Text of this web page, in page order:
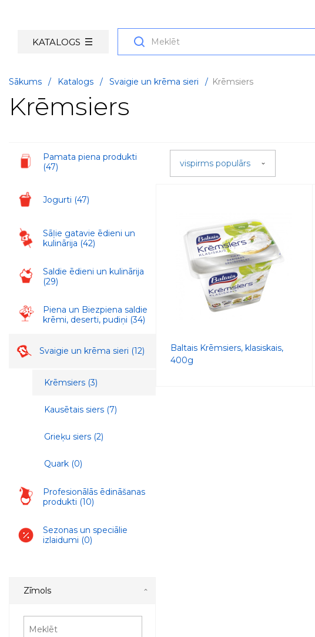
KATALOGS
Sākums / Katalogs / Svaigie un krēma sieri / Krēmsiers
Krēmsiers
vispirms populārs
Pamata piena produkti
(47)
Jogurti (47)
Sāļie gatavie ēdieni un
kulinārija (42)
Saldie ēdieni un kulinārija
(29)
Piena un Biezpiena saldie
krēmi, deserti, pudiņi (34)
Svaigie un krēma sieri (12)
Krēmsiers (3)
Kausētais siers (7)
Grieķu siers (2)
Quark (0)
Profesionālās ēdināšanas
produkti (10)
Sezonas un speciālie
izlaidumi (0)
Zīmols
Baltais Krēmsiers, klasiskais,
400g